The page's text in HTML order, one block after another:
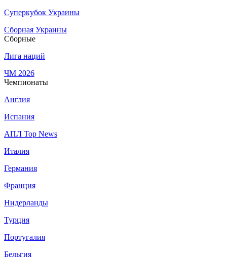
Суперкубок Украины
Сборная Украины
Сборные
Лига наций
ЧМ 2026
Чемпионаты
Англия
Испания
АПЛ Top News
Италия
Германия
Франция
Нидерланды
Турция
Португалия
Бельгия